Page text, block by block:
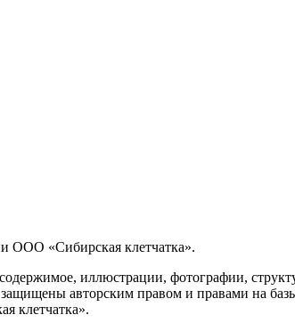
ООО «Сибирская клетчатка».
иллюстрации, фотографии,
авторским правом и правами на
клетчатка».